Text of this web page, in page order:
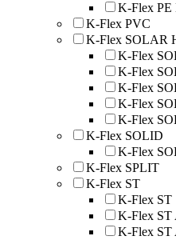
K-Flex
K-Flex PVC
K-Flex SOLAR
K-Flex
K-Flex
K-Flex
K-Flex
K-Flex
K-Flex SOLID
K-Flex
K-Flex SPLIT
K-Flex ST
K-Flex ST
K-Flex ST
K-Flex